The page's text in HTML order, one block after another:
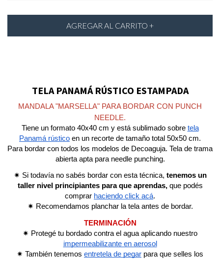
TELA PANAMÁ RÚSTICO ESTAMPADA
MANDALA "MARSELLA" PARA BORDAR CON PUNCH
NEEDLE.
Tiene un formato 40x40 cm y está sublimado sobre tela
Panamá rústico en un recorte de tamaño total 50x50 cm.
Para bordar con todos los modelos de Decoaguja. Tela de trama
abierta apta para needle punching.
✷ Si todavía no sabés bordar con esta técnica, tenemos un
taller nivel principiantes para que aprendas, que podés
comprar haciendo click acá.
✷ Recomendamos planchar la tela antes de bordar.
TERMINACIÓN
✷ Protegé tu bordado contra el agua aplicando nuestro
impermeabilizante en aerosol
✷ También tenemos entretela de pegar para que selles los